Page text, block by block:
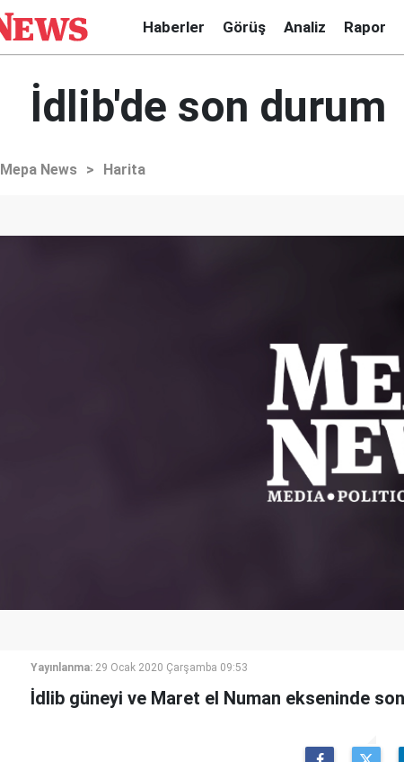
Haberler Görüş Analiz Rapor
İdlib'de son durum
Mepa News > Harita
Yayınlanma: 29 Ocak 2020 Çarşamba 09:53
İdlib güneyi ve Maret el Numan ekseninde